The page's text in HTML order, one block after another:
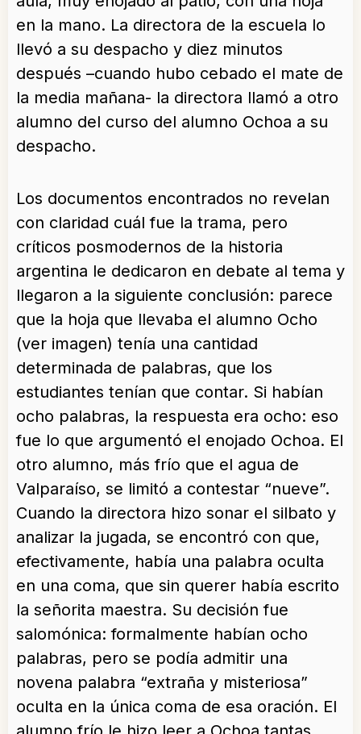
en la mano. La directora de la escuela lo
llevó a su despacho y diez minutos
después –cuando hubo cebado el mate de
la media mañana- la directora llamó a otro
alumno del curso del alumno Ochoa a su
despacho.
Los documentos encontrados no revelan
con claridad cuál fue la trama, pero
críticos posmodernos de la historia
argentina le dedicaron en debate al tema y
llegaron a la siguiente conclusión: parece
que la hoja que llevaba el alumno Ocho
(ver imagen) tenía una cantidad
determinada de palabras, que los
estudiantes tenían que contar. Si habían
ocho palabras, la respuesta era ocho: eso
fue lo que argumentó el enojado Ochoa. El
otro alumno, más frío que el agua de
Valparaíso, se limitó a contestar “nueve”.
Cuando la directora hizo sonar el silbato y
analizar la jugada, se encontró con que,
efectivamente, había una palabra oculta
en una coma, que sin querer había escrito
la señorita maestra. Su decisión fue
salomónica: formalmente habían ocho
palabras, pero se podía admitir una
novena palabra “extraña y misteriosa”
oculta en la única coma de esa oración. El